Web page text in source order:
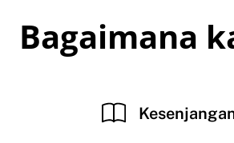
Bagaimana